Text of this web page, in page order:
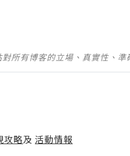
所有博客的立場、真實性、準
攻略及 活動情報